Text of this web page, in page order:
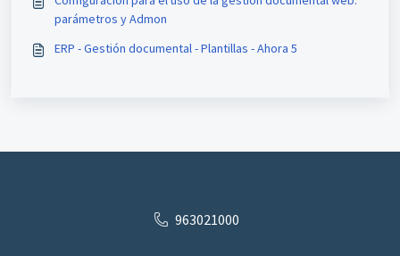
parámetros y Admon
ERP - Gestión documental - Plantillas - Ahora 5
963021000